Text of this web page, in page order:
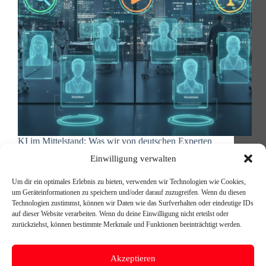
Einwilligung verwalten
Um dir ein optimales Erlebnis zu bieten, verwenden wir Technologien wie Cookies,
um Geräteinformationen zu speichern und/oder darauf zuzugreifen. Wenn du diesen
Technologien zustimmst, können wir Daten wie das Surfverhalten oder eindeutige IDs
auf dieser Website verarbeiten. Wenn du deine Einwilligung nicht erteilst oder
zurückziehst, können bestimmte Merkmale und Funktionen beeinträchtigt werden.
Akzeptieren
KI im Mittelstand: Was wir von deutschen Experten
Geschäftsführer 4Green Communications und
Deutsche KI-Experten zeigen praktische Wege
Während große Tech-Konzerne mit spektakulären
Ankündigungen Schlagzeilen machen, arbeiten…
Michael Reischer
10. Dezember 2025